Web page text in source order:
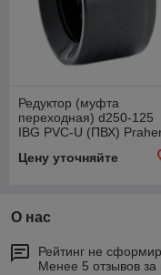
Редуктор (муфта
переходная) d250-125
IBG PVC-U (ПВХ)
Цену уточняйте
О нас
Рейтинг не
Менее 5 отзывов за